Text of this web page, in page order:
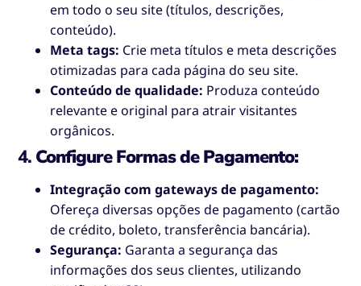
em todo o seu site (títulos, descrições,
conteúdo).
Meta tags: Crie meta títulos e meta descrições
otimizadas para cada página do seu site.
Conteúdo de qualidade: Produza conteúdo
relevante e original para atrair visitantes
orgânicos.
4. Configure Formas de Pagamento:
Integração com gateways de pagamento:
Ofereça diversas opções de pagamento (cartão
de crédito, boleto, transferência bancária).
Segurança: Garanta a segurança das
informações dos seus clientes, utilizando